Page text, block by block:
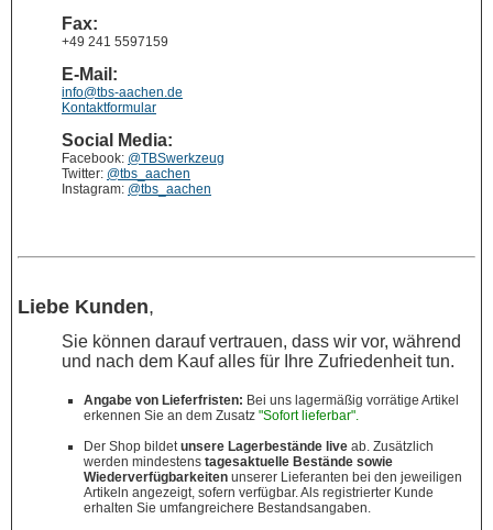
Fax:
+49 241 5597159
E-Mail:
info@tbs-aachen.de
Kontaktformular
Social Media:
Facebook: @TBSwerkzeug
Twitter: @tbs_aachen
Instagram: @tbs_aachen
Liebe Kunden,
Sie können darauf vertrauen, dass wir vor, während
und nach dem Kauf alles für Ihre Zufriedenheit tun.
Angabe von Lieferfristen: Bei uns lagermäßig vorrätige Artikel
erkennen Sie an dem Zusatz "Sofort lieferbar".
Der Shop bildetunsere Lagerbestände live ab. Zusätzlich
werden mindestens tagesaktuelle Bestände sowie
Wiederverfügbarkeiten unserer Lieferanten bei den jeweiligen
Artikeln angezeigt, sofern verfügbar. Als registrierter Kunde
erhalten Sie umfangreichere Bestandsangaben.